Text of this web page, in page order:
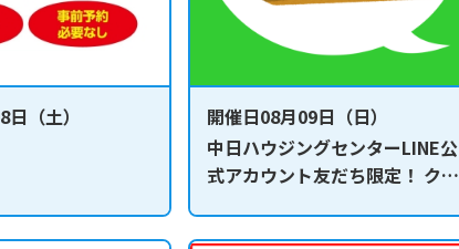
（土）
開催日08月09日（日）
中日ハウジングセンターLINE公
式アカウント友だち限定！ クイ